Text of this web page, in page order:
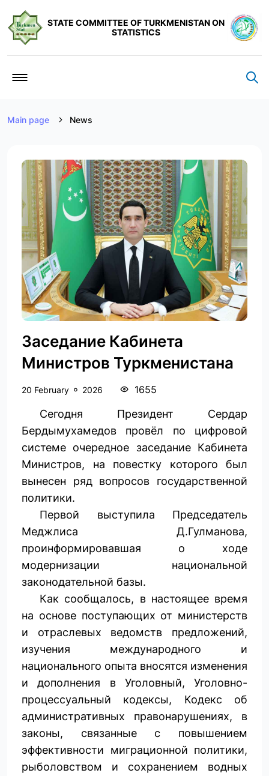
STATE COMMITTEE OF TURKMENISTAN ON
STATISTICS
Main page News
Заседание Кабинета
Министров Туркменистана
20 February 2026 1655
Сегодня Президент Сердар
Бердымухамедов провёл по цифровой
системе очередное заседание Кабинета
Министров, на повестку которого был
вынесен ряд вопросов государственной
политики.
Первой выступила Председатель
Меджлиса Д.Гулманова,
проинформировавшая о ходе
модернизации национальной
законодательной базы.
Как сообщалось, в настоящее время
на основе поступающих от министерств
и отраслевых ведомств предложений,
изучения международного и
национального опыта вносятся изменения
и дополнения в Уголовный, Уголовно-
процессуальный кодексы, Кодекс об
административных правонарушениях, в
законы, связанные с повышением
эффективности миграционной политики,
рыболовством и сохранением водных